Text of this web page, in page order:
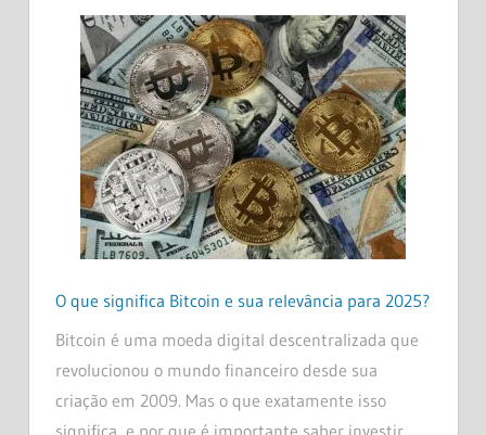
O que significa Bitcoin e sua relevância para 2025?
Bitcoin é uma moeda digital descentralizada que
revolucionou o mundo financeiro desde sua
criação em 2009. Mas o que exatamente isso
significa, e por que é importante saber investir